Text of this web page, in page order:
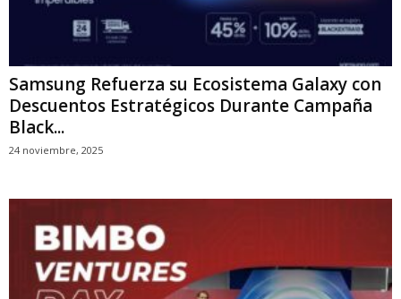
Samsung Refuerza su Ecosistema Galaxy con
Descuentos Estratégicos Durante Campaña
Black...
24 noviembre, 2025